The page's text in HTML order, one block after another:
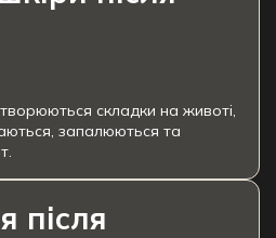
складки на животі,
запалюються та
після